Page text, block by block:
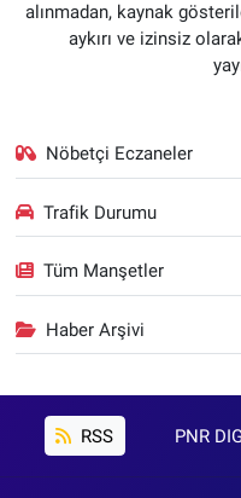
alınmadan, kaynak
aykırı ve izinsiz
Nöbetçi Eczaneler
Trafik Durumu
Tüm Manşetler
Haber Arşivi
RSS PNR